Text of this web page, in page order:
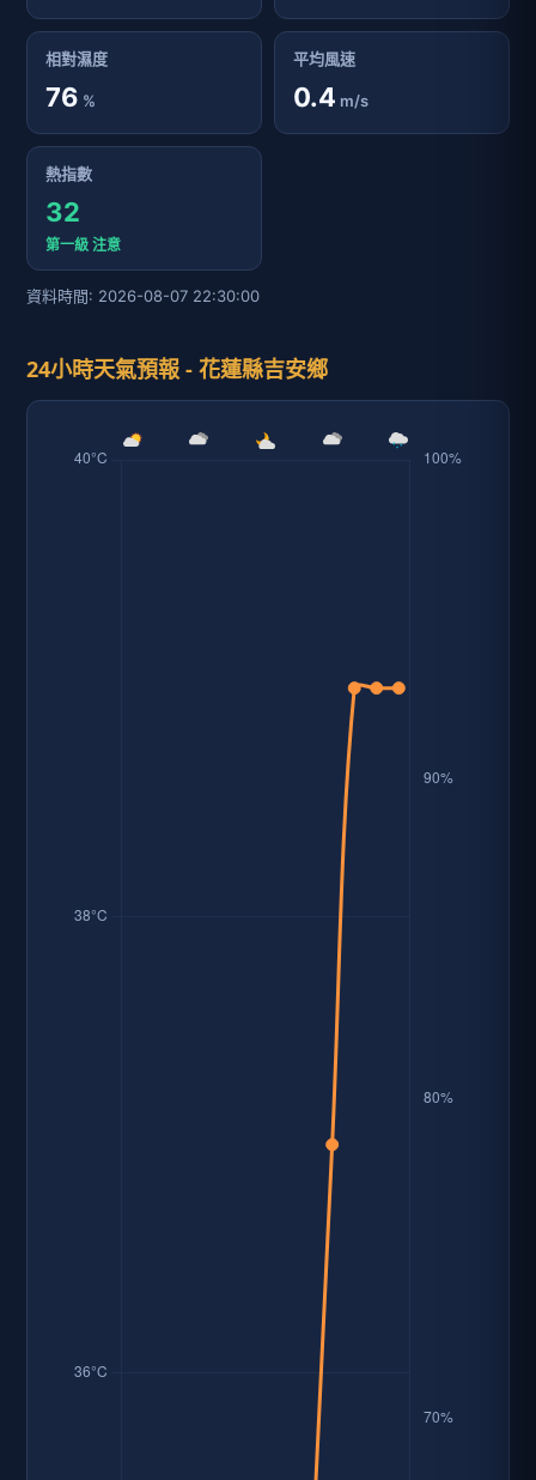
相對濕度
76 %
平均風速
0.4 m/s
熱指數
32
第一級 注意
資料時間: 2026-08-07 22:30:00
24小時天氣預報 - 花蓮縣吉安鄉